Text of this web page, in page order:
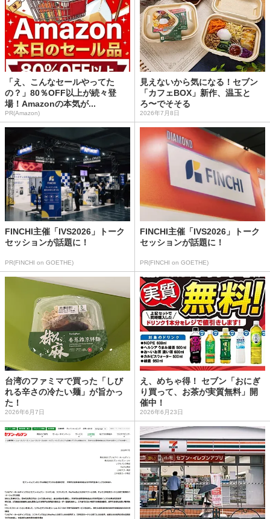
「え、こんなセールやってた
の？」80％OFF以上が続々登
場！Amazonの本気が...
PR(Amazon)
見えないから気になる！セブン
「カフェBOX」新作、温玉と
ろ〜でそそる
2026年7月8日
FINCHI主催「IVS2026」トーク
セッションが話題に！
PR(FINCHI on GOETHE)
FINCHI主催「IVS2026」トーク
セッションが話題に！
PR(FINCHI on GOETHE)
台湾のファミマで買った「しび
れる辛さの冷たい麺」が旨かっ
た！
2026年6月7日
え、めちゃ得！ セブン「おにぎ
り買って、お茶が実質無料」開
催中！
2026年6月23日